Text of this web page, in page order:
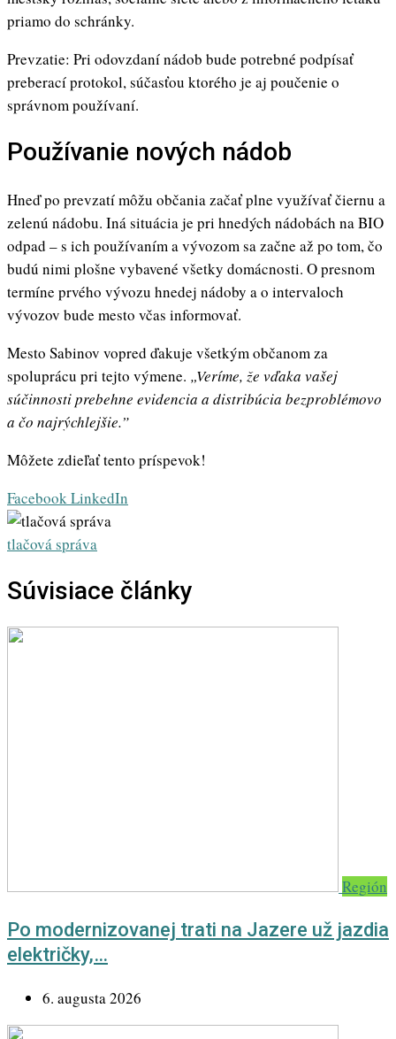
priamo do schránky.
Prevzatie: Pri odovzdaní nádob bude potrebné podpísať
preberací protokol, súčasťou ktorého je aj poučenie o
správnom používaní.
Používanie nových nádob
Hneď po prevzatí môžu občania začať plne využívať čiernu a
zelenú nádobu. Iná situácia je pri hnedých nádobách na BIO
odpad – s ich používaním a vývozom sa začne až po tom, čo
budú nimi plošne vybavené všetky domácnosti. O presnom
termíne prvého vývozu hnedej nádoby a o intervaloch
vývozov bude mesto včas informovať.
Mesto Sabinov vopred ďakuje všetkým občanom za
spoluprácu pri tejto výmene. „Veríme, že vďaka vašej
súčinnosti prebehne evidencia a distribúcia bezproblémovo
a čo najrýchlejšie.”
Môžete zdieľať tento príspevok!
Facebook LinkedIn
tlačová správa
Súvisiace články
Región
Po modernizovanej trati na Jazere už jazdia
električky,…
6. augusta 2026